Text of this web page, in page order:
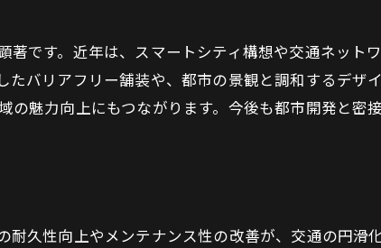
ト道路整備と舗装工事の未来像
事が支える次世代都市インフラ
進化がもたらす街の安全性向上
の安心に寄与する舗装工事技術
です。近年は、スマートシティ構想や交通ネット
バリアフリー舗装や、都市の景観と調和するデザ
魅力向上にもつながります。今後も都市開発と密
久性向上やメンテナンス性の改善が、交通の円滑